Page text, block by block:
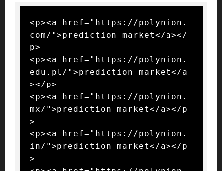
<p><a href="https://polynion.
com/">prediction market</a></
p>
<p><a href="https://polynion.
edu.pl/">prediction market</a
></p>
<p><a href="https://polynion.
mx/">prediction market</a></p
>
<p><a href="https://polynion.
in/">prediction market</a></p
>